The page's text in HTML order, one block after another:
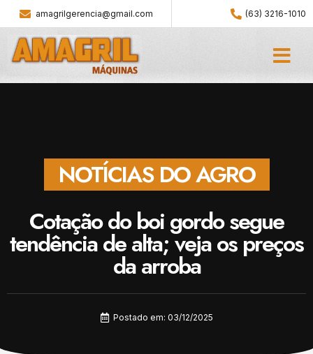
amagrilgerencia@gmail.com (63) 3216-1010
NOTÍCIAS DO AGRO
Cotação do boi gordo segue
tendência de alta; veja os preços
da arroba
Postado em: 03/12/2025